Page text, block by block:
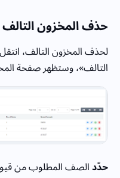
حذف المخزون التالف
لحذف المخزون التالف،
التالف»، وستظهر صفحة
حدّدالصف المطلوب من